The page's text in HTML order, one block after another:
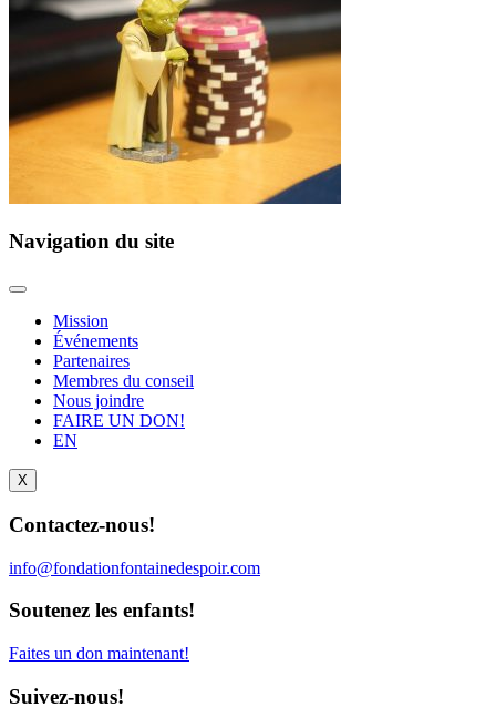
Navigation du site
Mission
Événements
Partenaires
Membres du conseil
Nous joindre
FAIRE UN DON!
EN
X
Contactez-nous!
info@fondationfontainedespoir.com
Soutenez les enfants!
Faites un don maintenant!
Suivez-nous!